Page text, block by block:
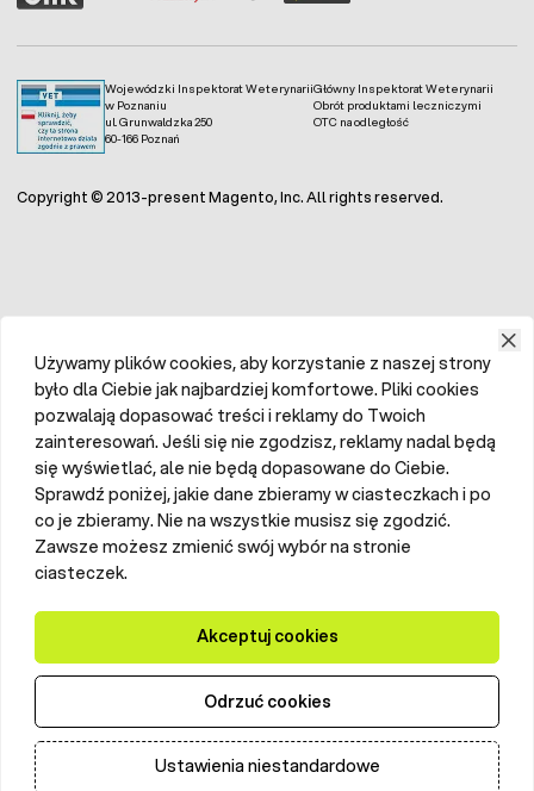
Wojewódzki Inspektorat Weterynarii
w Poznaniu
ul. Grunwaldzka 250
60-166 Poznań
Główny Inspektorat Weterynarii
Obrót produktami leczniczymi
OTC na odległość
Copyright © 2013-present Magento, Inc. All rights reserved.
Używamy plików cookies, aby korzystanie z naszej strony
było dla Ciebie jak najbardziej komfortowe. Pliki cookies
pozwalają dopasować treści i reklamy do Twoich
zainteresowań. Jeśli się nie zgodzisz, reklamy nadal będą
się wyświetlać, ale nie będą dopasowane do Ciebie.
Sprawdź poniżej, jakie dane zbieramy w ciasteczkach i po
co je zbieramy. Nie na wszystkie musisz się zgodzić.
Zawsze możesz zmienić swój wybór na stronie
ciasteczek.
Akceptuj cookies
Odrzuć cookies
Ustawienia niestandardowe